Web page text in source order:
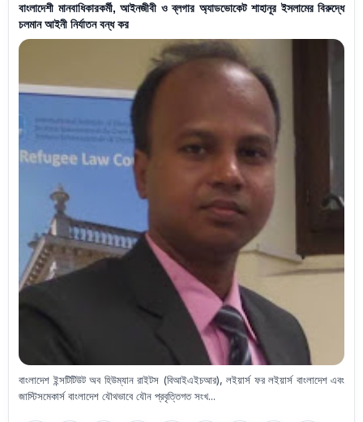
বাংলাদেশী মানবাধিকারকর্মী, আইনজীবী ও ব্লগার অ্যাডভোকেট শাহানূর ইসলামের বিরুদ্ধে
চলমান আইনী নির্যাতন বন্ধ কর
বাংলাদেশ ইন্সটিটিউট অব হিউম্যান রাইটস (বিআইএইচআর), লইয়ার্স ফর লইয়ার্স বাংলাদেশ এবং
জাস্টিসমেকার্স বাংলাদেশ যৌথভাবে যৌন প্রবৃত্তিগত সংখ...